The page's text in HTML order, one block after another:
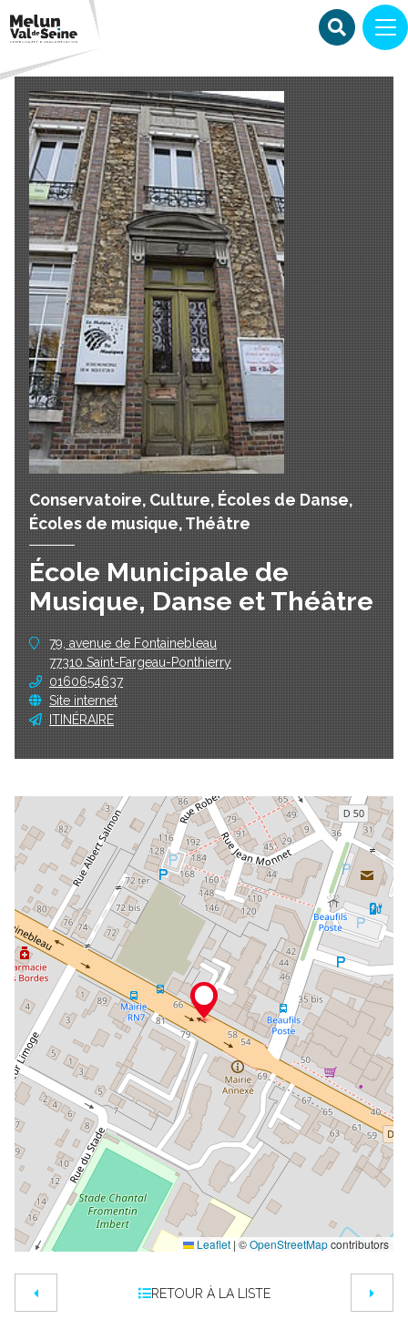
Conservatoire, Culture, Écoles de Danse,
Écoles de musique, Théâtre
École Municipale de
Musique, Danse et Théâtre
79, avenue de Fontainebleau
77310 Saint-Fargeau-Ponthierry
0160654637
Site internet
ITINÉRAIRE
Leaflet | ©OpenStreetMapcontributors
RETOUR À LA LISTE